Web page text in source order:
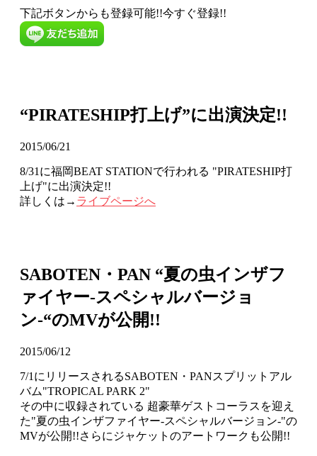
下記ボタンからも登録可能!!今すぐ登録!!
“PIRATESHIP打上げ”に出演決定!!
2015/06/21
8/31に福岡BEAT STATIONで行われる "PIRATESHIP打
上げ"に出演決定!!
詳しくは→ ライブページへ
SABOTEN・PAN “夏の虫インザフ
ァイヤー-スペシャルバージョ
ン-“のMVが公開!!
2015/06/12
7/1にリリースされるSABOTEN・PANスプリットアル
バム"TROPICAL PARK 2"
その中に収録されている 超豪華ゲストコーラスを迎え
た"夏の虫インザファイヤー-スペシャルバージョン-"の
MVが公開!!さらにジャケットのアートワークも公開!!